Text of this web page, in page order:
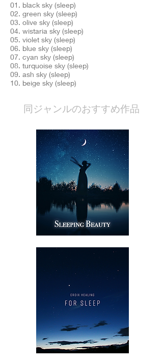
01. black sky (sleep)
02. green sky (sleep)
03. olive sky (sleep)
04. wistaria sky (sleep)
05. violet sky (sleep)
06. blue sky (sleep)
07. cyan sky (sleep)
08. turquoise sky (sleep)
09. ash sky (sleep)
10. beige sky (sleep)
​同ジャンルのおすすめ作品